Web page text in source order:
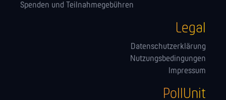
Spenden und Teilnahmegebühren
Legal
Datenschutzerklärung
Nutzungsbedingungen
Impressum
PollUnit